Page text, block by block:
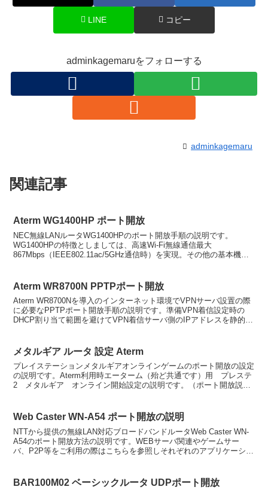
LINE コピー
adminkagemaruをフォローする
adminkagemaru
関連記事
Aterm WG1400HP ポート開放
NEC無線LANルータWG1400HPのポート開放手順の説明です。
WG1400HPの特徴としましては、高速Wi-Fi無線通信最大
867Mbps（IEEE802.11ac/5GHz通信時）を実現。その他の基本機能
Aterm WR8700N PPTPポート開放
Aterm WR8700Nを導入のインターネット環境でVPNサーバ設置の際
に必要なPPTPポート開放手順の説明です。準備VPN着信設定時の
DHCP割り当て範囲を避けてVPN着信サーバ側のIPアドレスを静的
メタルギア ルータ 設定 Aterm
プレイステーションメタルギアオンラインゲームのポート開放の設定
の説明です。Aterm利用時エーターム（殆ど共通です）用 プレステ
2 メタルギア オンライン開始設定の説明です。（ポート開放説
Web Caster WN-A54 ポート開放の説明
NTTから提供の無線LAN対応ブロードバンドルータWeb Caster WN-
A54のポート開放方法の説明です。WEBサーバ関連やゲームサー
バ、P2P等をご利用の際はこちらを参照しそれぞれのアプリケーショ
BAR100M02 ベーシックルータ UDPポート開放